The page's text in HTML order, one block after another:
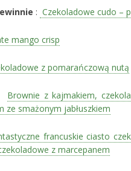
: Czekoladowe cudo –
mango crisp
z pomarańczową nutą
Brownie z kajmakiem,
smażonym jabłuszkiem
francuskie ciasto
z marcepanem